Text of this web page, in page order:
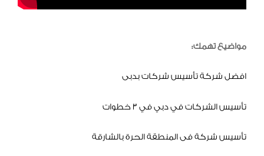
مواضيع تهمك:
افضل شركة تأسيس شركات بدبى
تأسيس الشركات في دبي في 3 خطوات
تأسيس شركة فى المنطقة الحرة بالشارقة